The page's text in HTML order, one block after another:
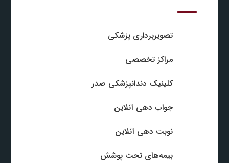
تصویربرداری پزشکی
مراکز تخصصی
کلینیک دندانپزشکی صدر
جواب‌ دهی آنلاین
نوبت‌ دهی آنلاین
بیمه‌های تحت پوشش